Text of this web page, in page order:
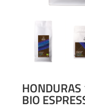
HONDURAS
BIO